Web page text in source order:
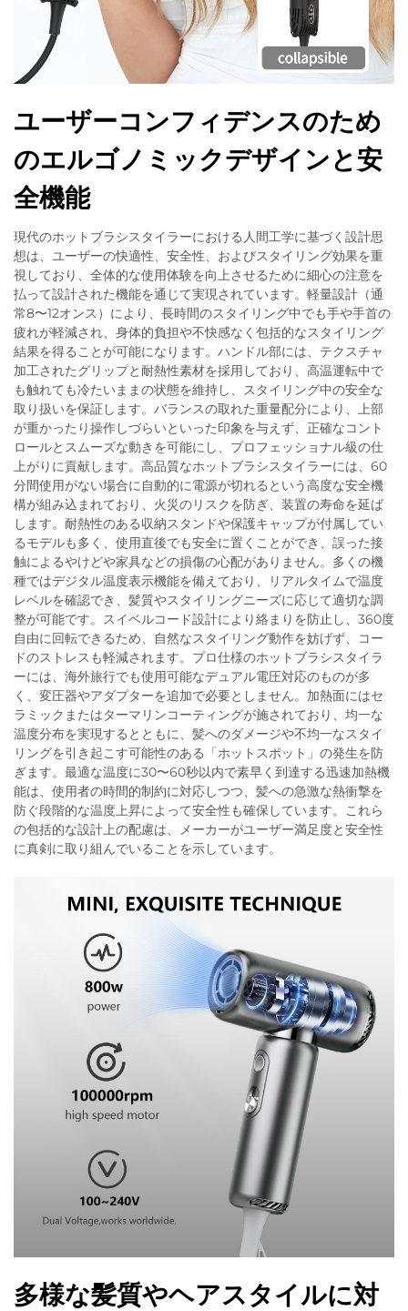
ユーザーコンフィデンスのため
のエルゴノミックデザインと安
全機能
現代のホットブラシスタイラーにおける人間工学に基づく設計思
想は、ユーザーの快適性、安全性、およびスタイリング効果を重
視しており、全体的な使用体験を向上させるために細心の注意を
払って設計された機能を通じて実現されています。軽量設計（通
常8〜12オンス）により、長時間のスタイリング中でも手や手首の
疲れが軽減され、身体的負担や不快感なく包括的なスタイリング
結果を得ることが可能になります。ハンドル部には、テクスチャ
加工されたグリップと耐熱性素材を採用しており、高温運転中で
も触れても冷たいままの状態を維持し、スタイリング中の安全な
取り扱いを保証します。バランスの取れた重量配分により、上部
が重かったり操作しづらいといった印象を与えず、正確なコント
ロールとスムーズな動きを可能にし、プロフェッショナル級の仕
上がりに貢献します。高品質なホットブラシスタイラーには、60
分間使用がない場合に自動的に電源が切れるという高度な安全機
構が組み込まれており、火災のリスクを防ぎ、装置の寿命を延ば
します。耐熱性のある収納スタンドや保護キャップが付属してい
るモデルも多く、使用直後でも安全に置くことができ、誤った接
触によるやけどや家具などの損傷の心配がありません。多くの機
種ではデジタル温度表示機能を備えており、リアルタイムで温度
レベルを確認でき、髪質やスタイリングニーズに応じて適切な調
整が可能です。スイベルコード設計により絡まりを防止し、360度
自由に回転できるため、自然なスタイリング動作を妨げず、コー
ドのストレスも軽減されます。プロ仕様のホットブラシスタイラ
ーには、海外旅行でも使用可能なデュアル電圧対応のものが多
く、変圧器やアダプターを追加で必要としません。加熱面にはセ
ラミックまたはターマリンコーティングが施されており、均一な
温度分布を実現するとともに、髪へのダメージや不均一なスタイ
リングを引き起こす可能性のある「ホットスポット」の発生を防
ぎます。最適な温度に30〜60秒以内で素早く到達する迅速加熱機
能は、使用者の時間的制約に対応しつつ、髪への急激な熱衝撃を
防ぐ段階的な温度上昇によって安全性も確保しています。これら
の包括的な設計上の配慮は、メーカーがユーザー満足度と安全性
に真剣に取り組んでいることを示しています。
多様な髪質やヘアスタイルに対